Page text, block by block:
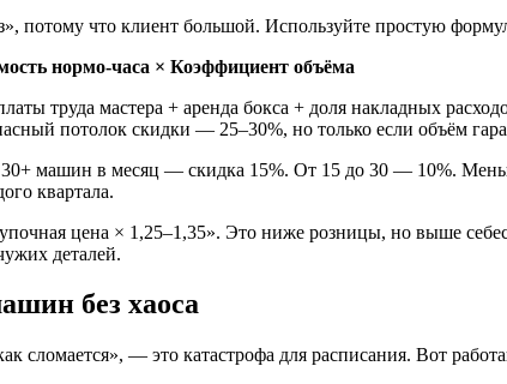
потому что клиент большой. Используйте простую
нормо-часа × Коэффициент объёма
труда мастера + аренда бокса + доля накладных
потолок скидки — 25–30%, но только если объём
машин в месяц — скидка 15%. От 15 до 30 — 10%.
квартала.
цена × 1,25–1,35». Это ниже розницы, но выше
деталей.
без хаоса
сломается», — это катастрофа для расписания. Вот